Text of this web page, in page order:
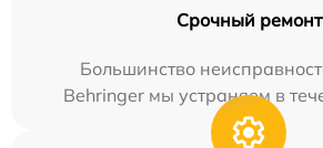
Срочный ремонт
Большинство
Behringer мы устраняем в